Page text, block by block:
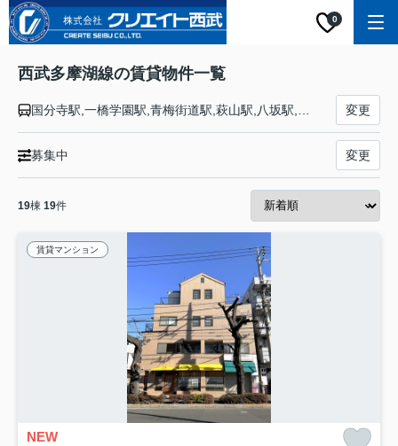
0
西武多摩湖線の賃貸物件一覧
変更
募集中 変更
19棟 19件
賃貸マンション
NEW